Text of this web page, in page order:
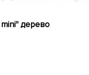
дерево